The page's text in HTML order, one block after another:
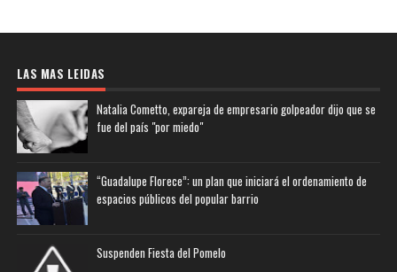
LAS MAS LEIDAS
Natalia Cometto, expareja de empresario golpeador dijo que se
fue del país "por miedo"
“Guadalupe Florece”: un plan que iniciará el ordenamiento de
espacios públicos del popular barrio
Suspenden Fiesta del Pomelo